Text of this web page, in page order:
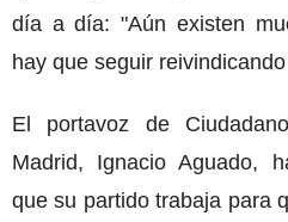
día a día: "Aún existen
hay que seguir
El portavoz de
Madrid, Ignacio Aguado,
que su partido trabaja para